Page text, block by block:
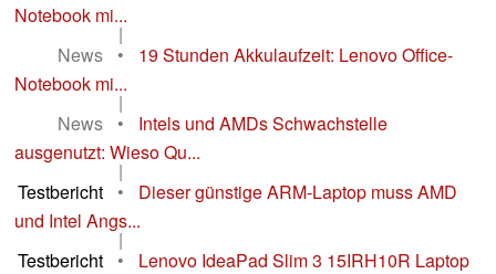
Notebook mi...
|
News
•
19 Stunden Akkulaufzeit: Lenovo Office-
Notebook mi...
|
News
•
Intels und AMDs Schwachstelle
ausgenutzt: Wieso Qu...
|
Testbericht
•
Dieser günstige ARM-Laptop muss AMD
und Intel Angs...
|
Testbericht
•
Lenovo IdeaPad Slim 3 15IRH10R Laptop